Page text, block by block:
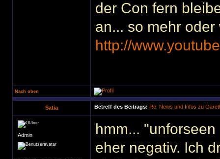
der Con fern
an... so mehr
http://
Nach oben
Satia Betreff des Beitrags: Re: News und Infos zu
Admin
hmm...
eher negativ. Ich